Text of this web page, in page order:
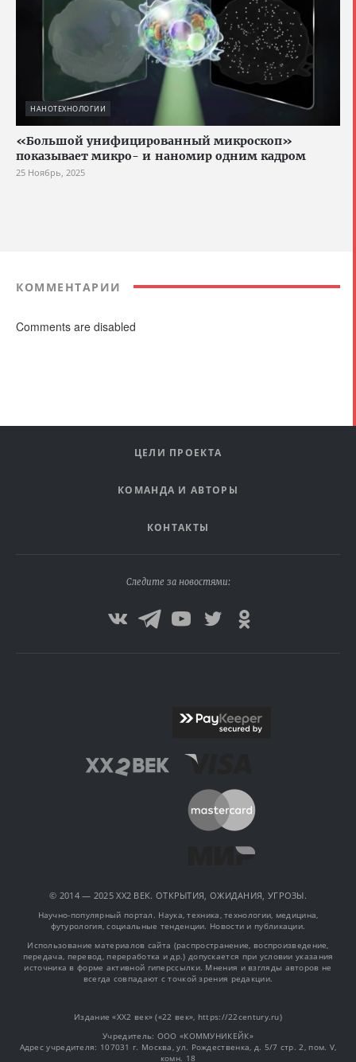
НАНОТЕХНОЛОГИИ
«Большой унифицированный микроскоп»
показывает микро- и наномир одним кадром
25 Ноябрь, 2025
КОММЕНТАРИИ
Comments are disabled
ЦЕЛИ ПРОЕКТА
КОМАНДА И АВТОРЫ
КОНТАКТЫ
Следите за новостями:
© 2014 — 2025 XX2 ВЕК. ОТКРЫТИЯ, ОЖИДАНИЯ, УГРОЗЫ.
Научно-популярный портал. Наука, техника, технологии, медицина,
футурология, социальные тенденции. Новости и публикации.
Использование материалов сайта (распространение, воспроизведение,
передача, перевод, переработка и др.) допускается при условии указания
источника в форме активной гиперссылки. Мнения и взгляды авторов не
всегда совпадают с точкой зрения редакции.
Издание «XX2 век» («22 век», https://22century.ru)
Учредитель: OOO «КОММУНИКЕЙК»
Адрес учредителя: 107031 г. Москва, ул. Рождественка, д. 5/7 стр. 2, пом. V,
комн. 18